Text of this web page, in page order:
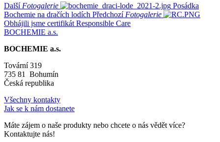
DalšíFotogalerie
Posádka
Bochemie na dračích lodích PředchozíFotogalerie
Obhájili jsme certifikát Responsible Care
BOCHEMIE a.s.
BOCHEMIE a.s.
Tovární 319
735 81 Bohumín
Česká republika
Všechny kontakty
Jak se k nám dostanete
Máte zájem o naše produkty nebo chcete o nás vědět více?
Kontaktujte nás!